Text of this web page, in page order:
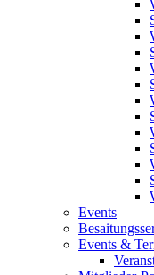
Events
Events &